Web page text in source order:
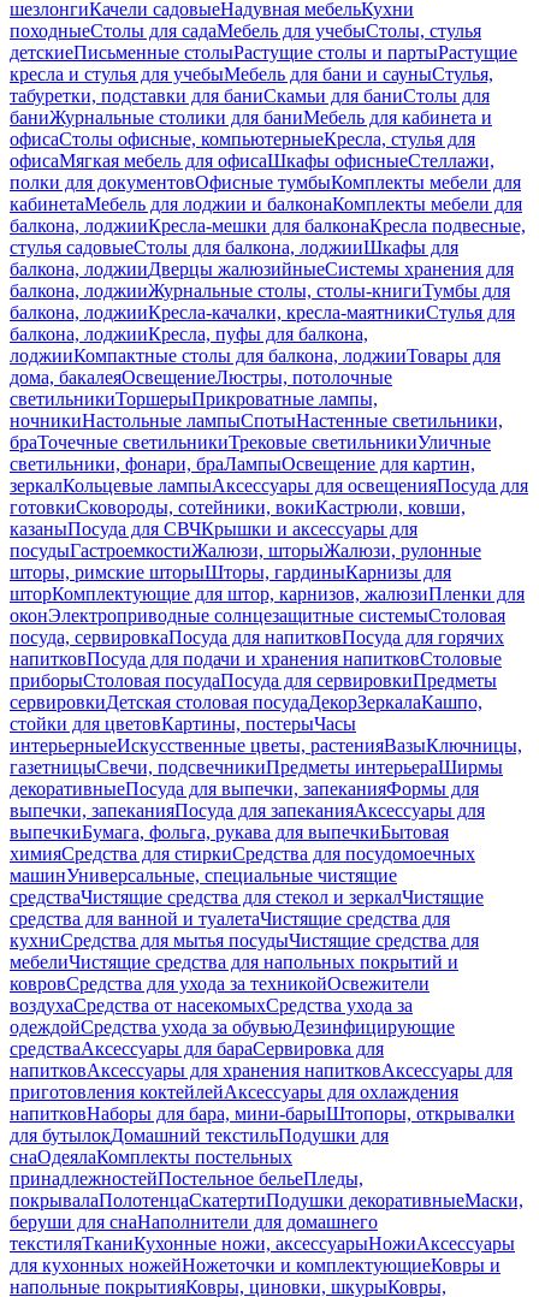
шезлонгиКачели садовыеНадувная мебельКухни
походныеСтолы для садаМебель для учебыСтолы, стулья
детскиеПисьменные столыРастущие столы и партыРастущие
кресла и стулья для учебыМебель для бани и сауныСтулья,
табуретки, подставки для баниСкамьи для баниСтолы для
баниЖурнальные столики для баниМебель для кабинета и
офисаСтолы офисные, компьютерныеКресла, стулья для
офисаМягкая мебель для офисаШкафы офисныеСтеллажи,
полки для документовОфисные тумбыКомплекты мебели для
кабинетаМебель для лоджии и балконаКомплекты мебели для
балкона, лоджииКресла-мешки для балконаКресла подвесные,
стулья садовыеСтолы для балкона, лоджииШкафы для
балкона, лоджииДверцы жалюзийныеСистемы хранения для
балкона, лоджииЖурнальные столы, столы-книгиТумбы для
балкона, лоджииКресла-качалки, кресла-маятникиСтулья для
балкона, лоджииКресла, пуфы для балкона,
лоджииКомпактные столы для балкона, лоджииТовары для
дома, бакалеяОсвещениеЛюстры, потолочные
светильникиТоршерыПрикроватные лампы,
ночникиНастольные лампыСпотыНастенные светильники,
браТочечные светильникиТрековые светильникиУличные
светильники, фонари, браЛампыОсвещение для картин,
зеркалКольцевые лампыАксессуары для освещенияПосуда для
готовкиСковороды, сотейники, вокиКастрюли, ковши,
казаныПосуда для СВЧКрышки и аксессуары для
посудыГастроемкостиЖалюзи, шторыЖалюзи, рулонные
шторы, римские шторыШторы, гардиныКарнизы для
шторКомплектующие для штор, карнизов, жалюзиПленки для
оконЭлектроприводные солнцезащитные системыСтоловая
посуда, сервировкаПосуда для напитковПосуда для горячих
напитковПосуда для подачи и хранения напитковСтоловые
приборыСтоловая посудаПосуда для сервировкиПредметы
сервировкиДетская столовая посудаДекорЗеркалаКашпо,
стойки для цветовКартины, постерыЧасы
интерьерныеИскусственные цветы, растенияВазыКлючницы,
газетницыСвечи, подсвечникиПредметы интерьераШирмы
декоративныеПосуда для выпечки, запеканияФормы для
выпечки, запеканияПосуда для запеканияАксессуары для
выпечкиБумага, фольга, рукава для выпечкиБытовая
химияСредства для стиркиСредства для посудомоечных
машинУниверсальные, специальные чистящие
средстваЧистящие средства для стекол и зеркалЧистящие
средства для ванной и туалетаЧистящие средства для
кухниСредства для мытья посудыЧистящие средства для
мебелиЧистящие средства для напольных покрытий и
ковровСредства для ухода за техникойОсвежители
воздухаСредства от насекомыхСредства ухода за
одеждойСредства ухода за обувьюДезинфицирующие
средстваАксессуары для бараСервировка для
напитковАксессуары для хранения напитковАксессуары для
приготовления коктейлейАксессуары для охлаждения
напитковНаборы для бара, мини-барыШтопоры, открывалки
для бутылокДомашний текстильПодушки для
снаОдеялаКомплекты постельных
принадлежностейПостельное бельеПледы,
покрывалаПолотенцаСкатертиПодушки декоративныеМаски,
беруши для снаНаполнители для домашнего
текстиляТканиКухонные ножи, аксессуарыНожиАксессуары
для кухонных ножейНожеточки и комплектующиеКовры и
напольные покрытияКовры, циновки, шкурыКовры,